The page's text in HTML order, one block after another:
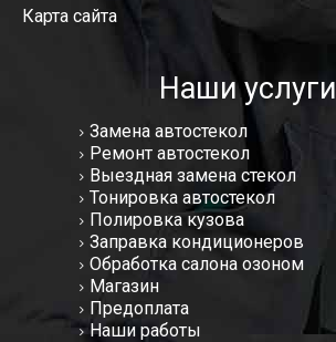
Карта сайта
Наши услуги
Замена автостекол
Ремонт автостекол
Выездная замена стекол
Тонировка автостекол
Полировка кузова
Заправка кондиционеров
Обработка салона озоном
Магазин
Предоплата
Наши работы